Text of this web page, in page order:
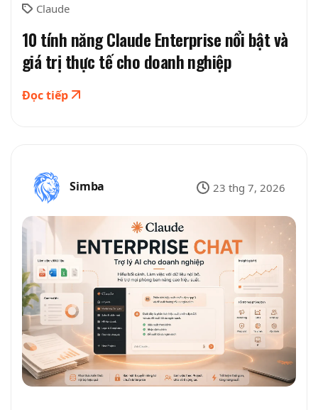
Claude
10 tính năng Claude Enterprise nổi bật và
giá trị thực tế cho doanh nghiệp
Đọc tiếp
Simba 23 thg 7, 2026